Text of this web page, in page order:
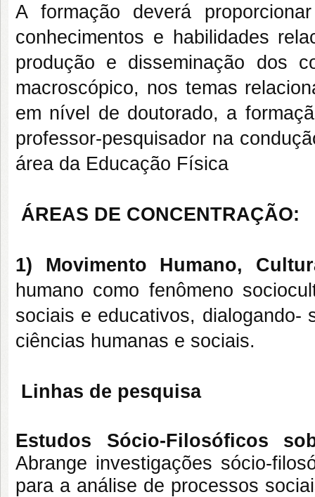
A formação deverá
conhecimentos e habilidades
produção e disseminação dos
macroscópico, nos temas
em nível de doutorado, a
professor-pesquisador na
área da Educação Física
ÁREAS DE CONCENTRAÇÃO:
1) Movimento Humano,
humano como fenômeno
sociais e educativos, dialogando-
ciências humanas e sociais.
Linhas de pesquisa
Estudos Sócio-Filosóficos
Abrange investigações sócio-
para a análise de processos